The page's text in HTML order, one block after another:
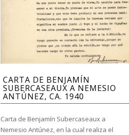
CARTA DE BENJAMÍN
SUBERCASEAUX A NEMESIO
ANTÚNEZ, CA. 1940
Carta de Benjamín Subercaseaux a
Nemesio Antúnez, en la cual realiza el